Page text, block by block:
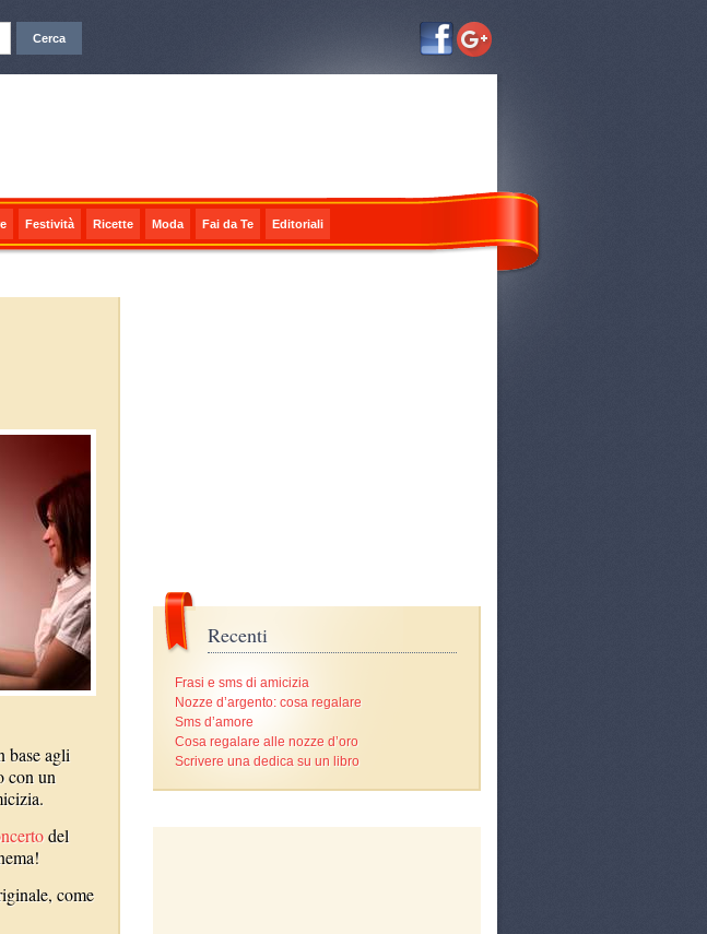
Festività Ricette Moda Fai da Te Editoriali
base agli
con un
del
come
Recenti
Frasi e sms di amicizia
Nozze d’argento: cosa regalare
Sms d’amore
Cosa regalare alle nozze d’oro
Scrivere una dedica su un libro